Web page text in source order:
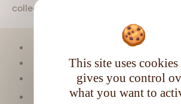
collectionner pour tous les passionnés.
Tropical
Matière première :Mélasse
Type de rhum :Vieux
Contenance :70CL
This site uses cookies
gives you control
what you want to